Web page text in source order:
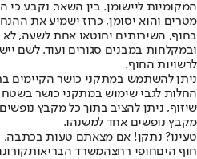
מטרים והוא יסומן, כרוז ישמיע את
בחוף, השירותים יחוטאו אחת לשעה,
ובמקלחות במבנים סגורים ועוד. לשם
לרשויות החוף.
ניתן להשתמש במתקני כושר הקיימים
החלות לגבי שימוש במתקני כושר בשטח
מקבץ נופשים אחד למשנהו.
טעינו? נתקן! אם מצאתם טעות
חוף היםחופי רחצהמשרד הבריאות